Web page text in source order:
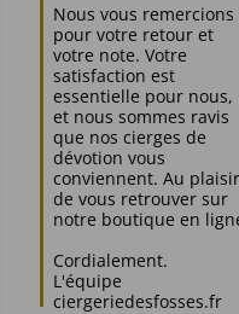
Nous vous remercions
pour votre retour et
votre note. Votre
satisfaction est
essentielle pour nous,
et nous sommes ravis
que nos cierges de
dévotion vous
conviennent. Au plaisir
de vous retrouver sur
notre boutique en
Cordialement.
L'équipe
ciergeriedesfosses.fr